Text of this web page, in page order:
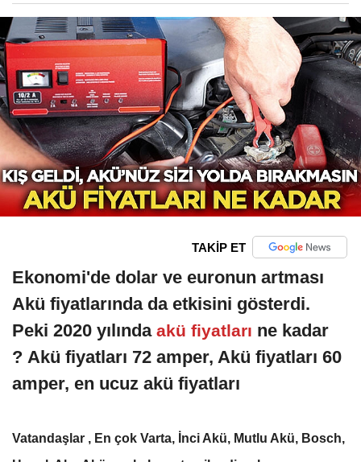
TAKİP ET
Ekonomi'de dolar ve euronun artması
Akü fiyatlarında da etkisini gösterdi.
Peki 2020 yılındaakü fiyatları ne kadar
? Akü fiyatları 72 amper, Akü fiyatları 60
amper, en ucuz akü fiyatları
Vatandaşlar , En çok Varta, İnci Akü, Mutlu Akü, Bosch,